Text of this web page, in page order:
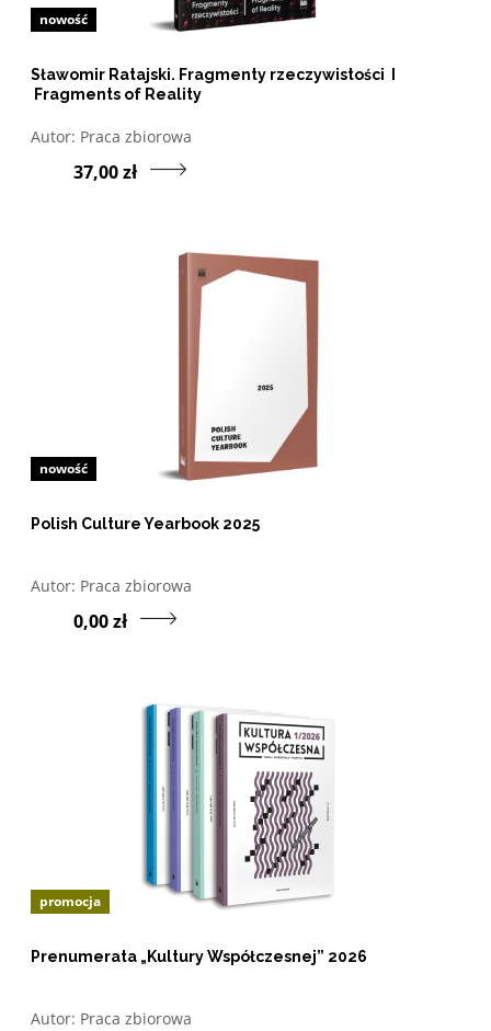
nowość
Sławomir Ratajski. Fragmenty rzeczywistości I
Fragments of Reality
Autor: Otwórz w nowym oknie listę pozycji, których autorem
Praca zbiorowa
37,00 zł
nowość
Polish Culture Yearbook 2025
Autor: Otwórz w nowym oknie listę pozycji, których autorem
Praca zbiorowa
0,00 zł
promocja
Prenumerata „Kultury Współczesnej” 2026
Autor: Otwórz w nowym oknie listę pozycji, których autorem
Praca zbiorowa